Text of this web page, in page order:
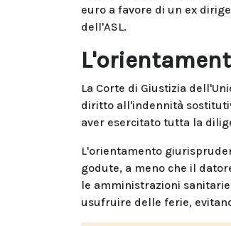
euro a favore di un ex
dell'ASL.
La Corte di Giustizia
diritto all'indennità
aver esercitato tutta la
L'orientamento
godute, a meno che il
le amministrazioni
usufruire delle ferie,